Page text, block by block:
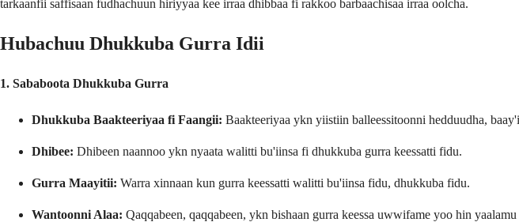
tarkaanfii saffisaan fudhachuun hiriyyaa kee irraa dhibbaa fi rakkoo barbaachisaa irraa oolcha.
Hubachuu Dhukkuba Gurra Idii
1. Sababoota Dhukkuba Gurra
Dhukkuba Baakteeriyaa fi Faangii: Baakteeriyaa ykn yiistiin balleessitoonni hedduudha,
Dhibee: Dhibeen naannoo ykn nyaata walitti bu'iinsa fi dhukkuba gurra keessatti fidu.
Gurra Maayitii: Warra xinnaan kun gurra keessatti walitti bu'iinsa fidu, dhukkuba fidu.
Wantoonni Alaa: Qaqqabeen, qaqqabeen, ykn bishaan gurra keessa uwwifame yoo hin